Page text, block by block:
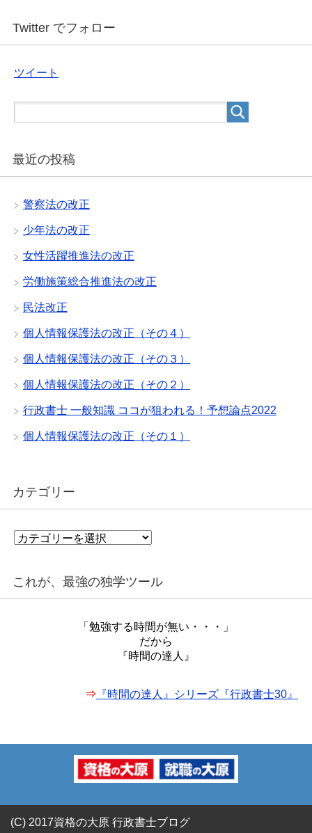
Twitter でフォロー
ツイート
最近の投稿
警察法の改正
少年法の改正
女性活躍推進法の改正
労働施策総合推進法の改正
民法改正
個人情報保護法の改正（その４）
個人情報保護法の改正（その３）
個人情報保護法の改正（その２）
行政書士 一般知識 ココが狙われる！予想論点2022
個人情報保護法の改正（その１）
カテゴリー
カ
リ
これが、最強の独学ツール
「勉強する時間が無い・・・」
だから
『時間の達人』
⇒ 『時間の達人』シリーズ『行政書士30』
(C) 2017資格の大原 行政書士ブログ